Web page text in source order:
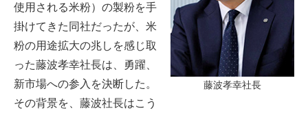
藤波孝幸社長
使用される米粉）の製粉を手
掛けてきた同社だったが、米
粉の用途拡大の兆しを感じ取
った藤波孝幸社長は、勇躍、
新市場への参入を決断した。
その背景を、藤波社長はこう